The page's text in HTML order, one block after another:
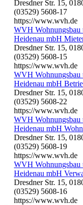
Dresdner Str. 15,
(03529) 5608-17
https://www.wvh.de
WVH Wohnungsbau
Heidenau mbH
Dresdner Str. 15,
(03529) 5608-15
https://www.wvh.de
WVH Wohnungsbau
Heidenau mbH
Dresdner Str. 15,
(03529) 5608-22
https://www.wvh.de
WVH Wohnungsbau
Heidenau mbH
Dresdner Str. 15,
(03529) 5608-19
https://www.wvh.de
WVH Wohnungsbau
Heidenau mbH
Dresdner Str. 15,
(03529) 5608-16
https://www.wvh.de